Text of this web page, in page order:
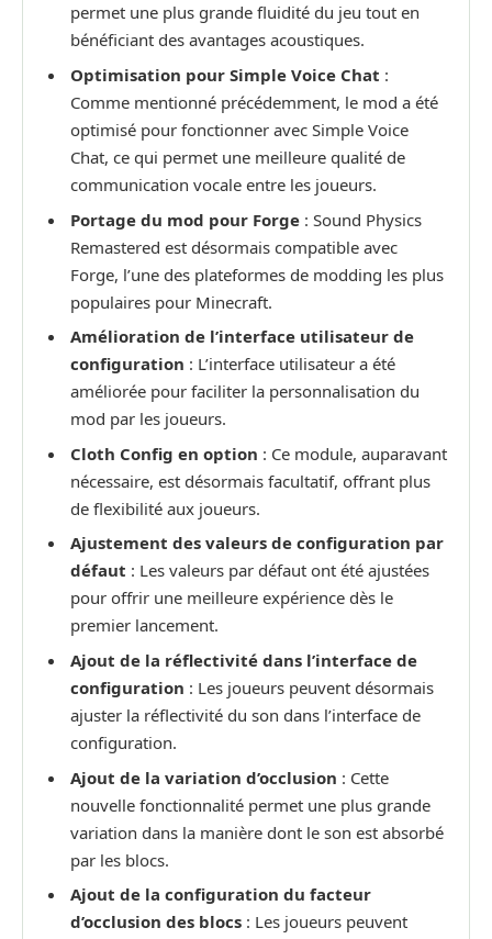
permet une plus grande fluidité du jeu tout en
bénéficiant des avantages acoustiques.
Optimisation pour Simple Voice Chat :
Comme mentionné précédemment, le mod a été
optimisé pour fonctionner avec Simple Voice
Chat, ce qui permet une meilleure qualité de
communication vocale entre les joueurs.
Portage du mod pour Forge : Sound Physics
Remastered est désormais compatible avec
Forge, l’une des plateformes de modding les plus
populaires pour Minecraft.
Amélioration de l’interface utilisateur de
configuration : L’interface utilisateur a été
améliorée pour faciliter la personnalisation du
mod par les joueurs.
Cloth Config en option : Ce module, auparavant
nécessaire, est désormais facultatif, offrant plus
de flexibilité aux joueurs.
Ajustement des valeurs de configuration par
défaut : Les valeurs par défaut ont été ajustées
pour offrir une meilleure expérience dès le
premier lancement.
Ajout de la réflectivité dans l’interface de
configuration : Les joueurs peuvent désormais
ajuster la réflectivité du son dans l’interface de
configuration.
Ajout de la variation d’occlusion : Cette
nouvelle fonctionnalité permet une plus grande
variation dans la manière dont le son est absorbé
par les blocs.
Ajout de la configuration du facteur
d’occlusion des blocs : Les joueurs peuvent